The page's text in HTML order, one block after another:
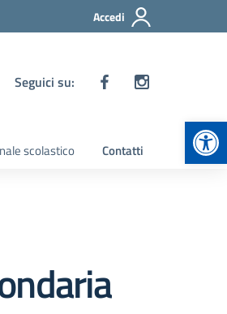
Accedi
Seguici su:
scolastico Contatti